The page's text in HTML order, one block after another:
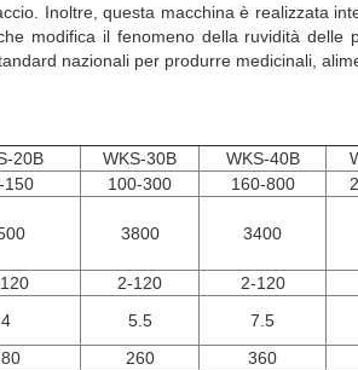
Inoltre, questa macchina è realizzata
modifica il fenomeno della ruvidità delle
nazionali per produrre medicinali,
20B WKS-30B WKS-40B
150 100-300 160-800
3800 3400
2-120 2-120
4 5.5 7.5
260 360